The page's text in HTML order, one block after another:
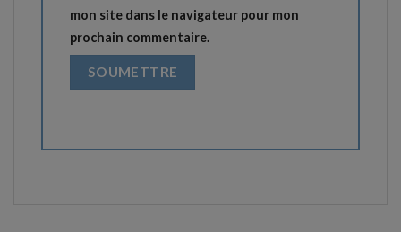
mon site dans le navigateur pour mon
prochain commentaire.